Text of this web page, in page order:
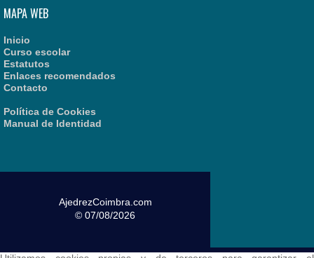
MAPA WEB
Inicio
Curso escolar
Estatutos
Enlaces recomendados
Contacto
Política de Cookies
Manual de Identidad
AjedrezCoimbra.com
© 07/08/2026